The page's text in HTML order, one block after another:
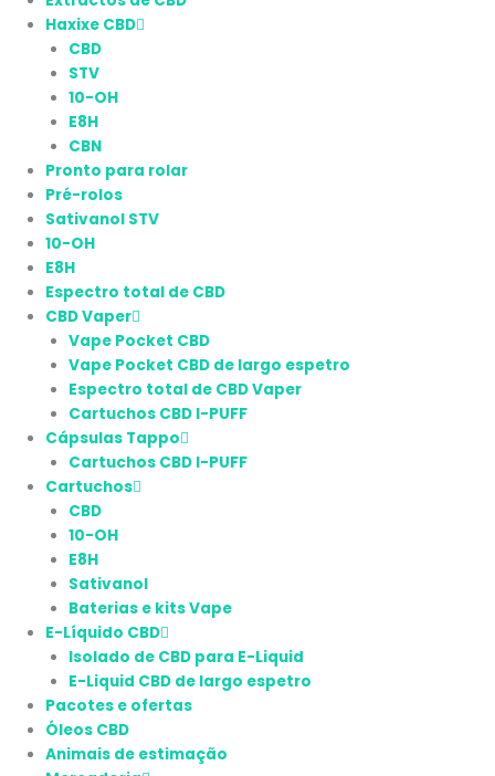
Haxixe CBD
CBD
STV
10-OH
E8H
CBN
Pronto para rolar
Pré-rolos
Sativanol STV
10-OH
E8H
Espectro total de CBD
CBD Vaper
Vape Pocket CBD
Vape Pocket CBD de largo espetro
Espectro total de CBD Vaper
Cartuchos CBD I-PUFF
Cápsulas Tappo
Cartuchos CBD I-PUFF
Cartuchos
CBD
10-OH
E8H
Sativanol
Baterias e kits Vape
E-Líquido CBD
Isolado de CBD para E-Liquid
E-Liquid CBD de largo espetro
Pacotes e ofertas
Óleos CBD
Animais de estimação